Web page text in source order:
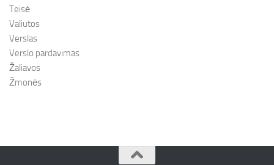
Teisė
Valiutos
Verslas
Verslo pardavimas
Žaliavos
Žmonės